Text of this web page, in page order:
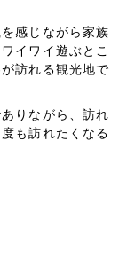
感じながら家族
イワイ遊ぶとこ
訪れる観光地で
りながら、訪れ
も訪れたくなる